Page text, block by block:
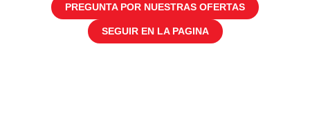
PREGUNTA POR NUESTRAS OFERTAS
SEGUIR EN LA PAGINA